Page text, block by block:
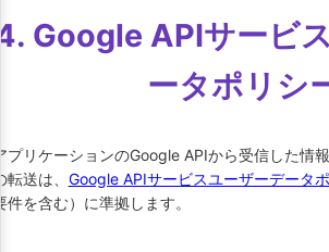
Google APIサービ
ータポリシ
プリケーションのGoogle APIから受信した情
転送は、 Google APIサービスユーザーデータ
件を含む）に準拠します。